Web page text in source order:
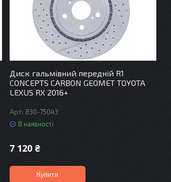
Диск гальмівний передній R1
CONCEPTS CARBON GEOMET TOYOTA
LEXUS RX 2016+
830-75043
В наявності
7 120 ₴
Купити